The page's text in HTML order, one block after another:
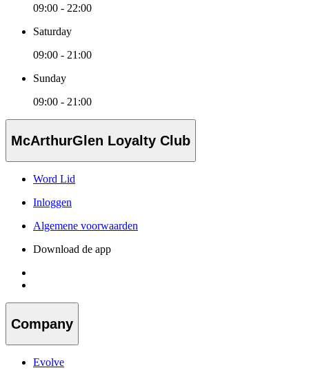
09:00 - 22:00
Saturday
09:00 - 21:00
Sunday
09:00 - 21:00
McArthurGlen Loyalty Club
Word Lid
Inloggen
Algemene voorwaarden
Download de app
Company
Evolve